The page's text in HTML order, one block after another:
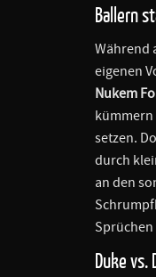
Ballern
Während
eigenen
Nukem
kümmern
setzen.
durch
an den
Duke vs.